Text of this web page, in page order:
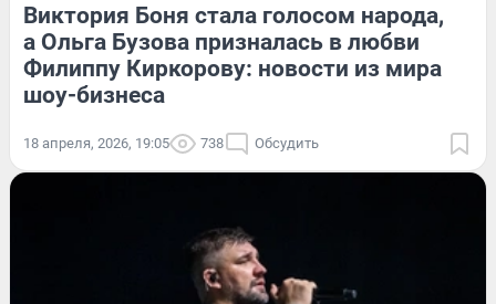
Виктория Боня стала голосом народа,
а Ольга Бузова призналась в любви
Филиппу Киркорову: новости из мира
шоу-бизнеса
18 апреля, 2026, 19:05 738 Обсудить